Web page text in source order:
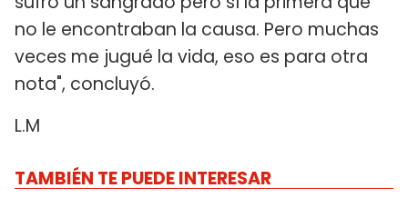
no le encontraban la causa. Pero muchas
veces me jugué la vida, eso es para otra
nota", concluyó.
L.M
TAMBIÉN TE PUEDE INTERESAR